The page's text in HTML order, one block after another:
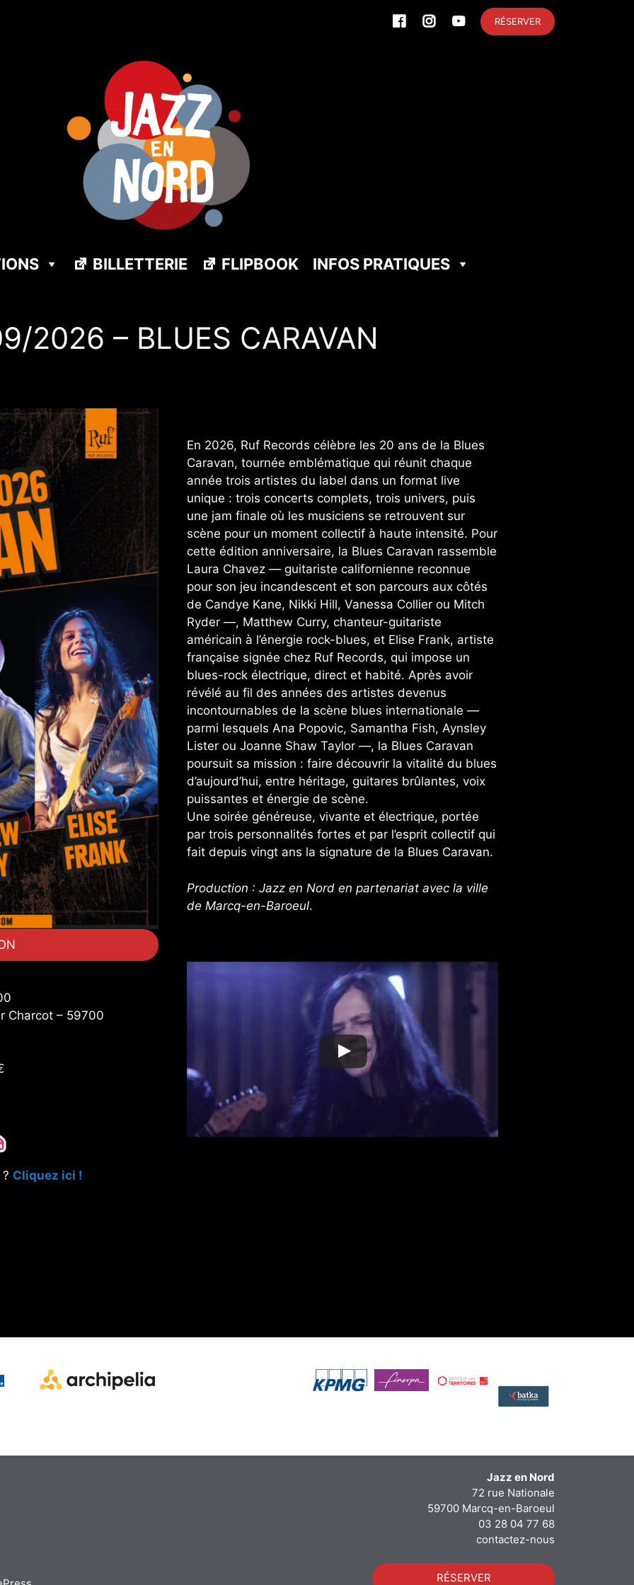
RÉSERVER
BILLETTERIE FLIPBOOK INFOS PRATIQUES
2026 – BLUES CARAVAN
Charcot – 59700
Cliquez ici !
En 2026, Ruf Records célèbre les 20 ans de la Blues
Caravan, tournée emblématique qui réunit chaque
année trois artistes du label dans un format live
unique : trois concerts complets, trois univers, puis
une jam finale où les musiciens se retrouvent sur
scène pour un moment collectif à haute intensité. Pour
cette édition anniversaire, la Blues Caravan rassemble
Laura Chavez — guitariste californienne reconnue
pour son jeu incandescent et son parcours aux côtés
de Candye Kane, Nikki Hill, Vanessa Collier ou Mitch
Ryder —, Matthew Curry, chanteur-guitariste
américain à l’énergie rock-blues, et Elise Frank, artiste
française signée chez Ruf Records, qui impose un
blues-rock électrique, direct et habité. Après avoir
révélé au fil des années des artistes devenus
incontournables de la scène blues internationale —
parmi lesquels Ana Popovic, Samantha Fish, Aynsley
Lister ou Joanne Shaw Taylor —, la Blues Caravan
poursuit sa mission : faire découvrir la vitalité du blues
d’aujourd’hui, entre héritage, guitares brûlantes, voix
puissantes et énergie de scène.
Une soirée généreuse, vivante et électrique, portée
par trois personnalités fortes et par l’esprit collectif qui
fait depuis vingt ans la signature de la Blues Caravan.
Production : Jazz en Nord en partenariat avec la ville
de Marcq-en-Baroeul.
Jazz en Nord
72 rue Nationale
59700 Marcq-en-Baroeul
03 28 04 77 68
contactez-nous
RÉSERVER